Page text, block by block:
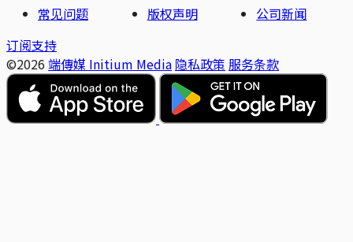
常见问题
版权声明
公司新闻
订阅支持
©2026 端傳媒 Initium Media 隐私政策 服务条款